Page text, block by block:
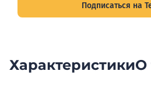
Подписаться на
ХарактеристикиО